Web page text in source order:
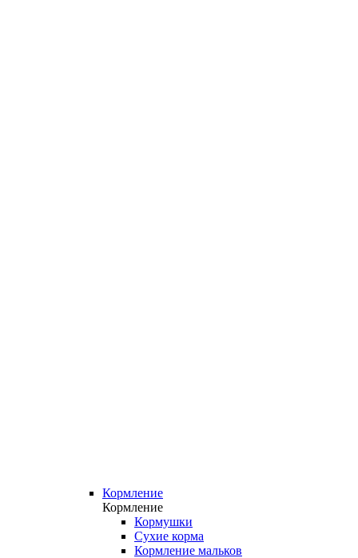
Кормление
Кормление
Кормушки
Сухие корма
Кормление мальков